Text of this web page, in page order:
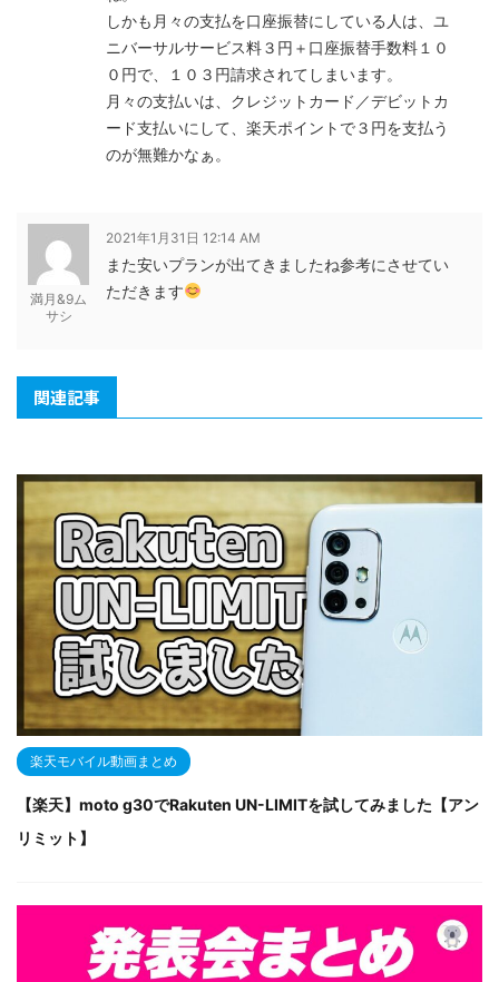
しかも月々の支払を口座振替にしている人は、ユ
ニバーサルサービス料３円＋口座振替手数料１０
０円で、１０３円請求されてしまいます。
月々の支払いは、クレジットカード／デビットカ
ード支払いにして、楽天ポイントで３円を支払う
のが無難かなぁ。
満月&9ム
サシ
2021年1月31日 12:14 AM
また安いプランが出てきましたね参考にさせてい
ただきます
関連記事
楽天モバイル動画まとめ
【楽天】moto g30でRakuten UN-LIMITを試してみました【アン
リミット】